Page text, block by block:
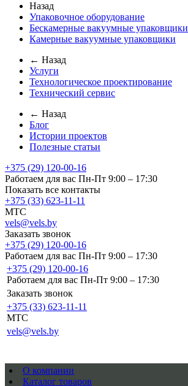
Назад
Упаковочное оборудование
Бескамерные вакуумные упаковщики
Камерные вакуумные упаковщики
← Назад
Услуги
Технологическое проектирование
Технический сервис
← Назад
Блог
Истории проектов
Полезные статьи
+375 (29) 120-00-16
Работаем для вас Пн-Пт 9:00 – 17:30
Показать все контакты
+375 (33) 623-11-11
MTC
vels@vels.by
Заказать звонок
+375 (29) 120-00-16
Работаем для вас Пн-Пт 9:00 – 17:30
+375 (29) 120-00-16
Работаем для вас Пн-Пт 9:00 – 17:30
Заказать звонок
+375 (33) 623-11-11
MTC
vels@vels.by
О компании
Каталог товаров